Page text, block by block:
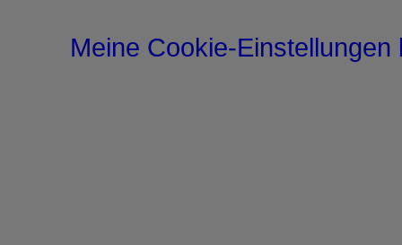
Meine Cookie-